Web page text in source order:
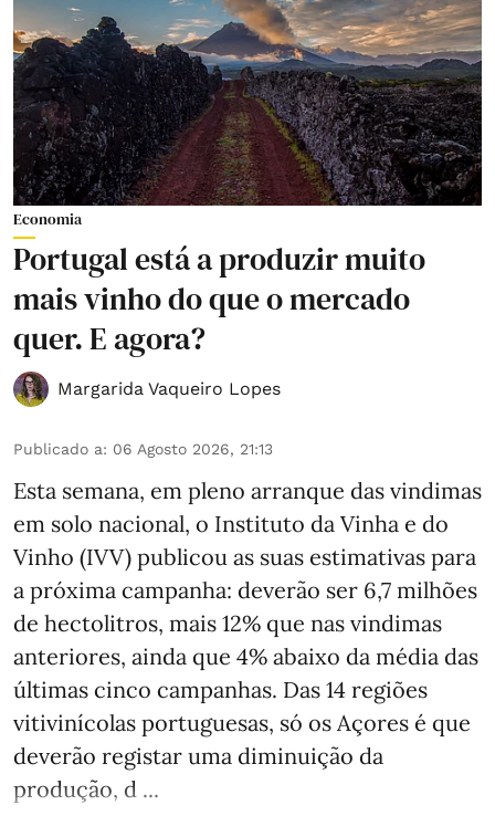
Economia
Portugal está a produzir muito
mais vinho do que o mercado
quer. E agora?
Margarida Vaqueiro Lopes
Publicado a: 06 Agosto 2026, 21:13
Esta semana, em pleno arranque das vindimas
em solo nacional, o Instituto da Vinha e do
Vinho (IVV) publicou as suas estimativas para
a próxima campanha: deverão ser 6,7 milhões
de hectolitros, mais 12% que nas vindimas
anteriores, ainda que 4% abaixo da média das
últimas cinco campanhas. Das 14 regiões
vitivinícolas portuguesas, só os Açores é que
deverão registar uma diminuição da
produção, d ...